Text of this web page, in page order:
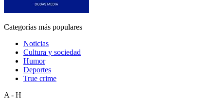
Categorías más populares
Noticias
Cultura y sociedad
Humor
Deportes
True crime
A - H